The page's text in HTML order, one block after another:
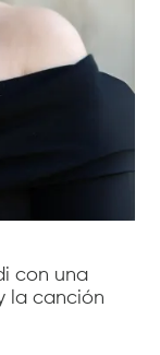
con una
la canción